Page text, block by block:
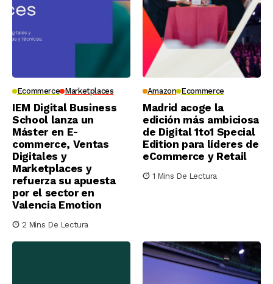
Ecommerce Marketplaces
IEM Digital Business
School lanza un
Máster en E-
commerce, Ventas
Digitales y
Marketplaces y
refuerza su apuesta
por el sector en
Valencia Emotion
2 Mins De Lectura
Amazon Ecommerce
Madrid acoge la
edición más ambiciosa
de Digital 1to1 Special
Edition para líderes de
eCommerce y Retail
1 Mins De Lectura